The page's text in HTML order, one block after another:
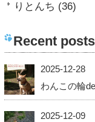
りとんち (36)
Recent posts
2025-12-28
わんこの輪
2025-12-09